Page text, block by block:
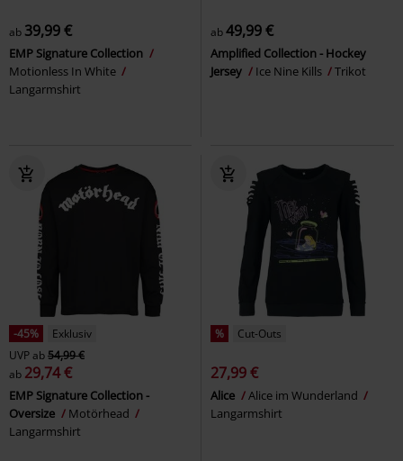
ab 39,99 €
EMP Signature Collection
Motionless In White
Langarmshirt
ab49,99 €
Amplified Collection - Hockey
Jersey
Ice Nine Kills Trikot
-45%
Exklusiv
UVPab54,99 €
ab 29,74 €
EMP Signature Collection -
Oversize
Motörhead
Langarmshirt
% Cut-Outs
27,99 €
Alice
Alice im Wunderland
Langarmshirt